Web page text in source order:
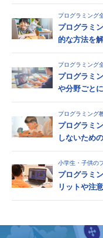
プログラミング
プログラミ
的な方法を
プログラミング
プログラミ
や分野ごと
プログラミング
プログラミ
しないため
小学生・子供の
プログラミ
リットや注